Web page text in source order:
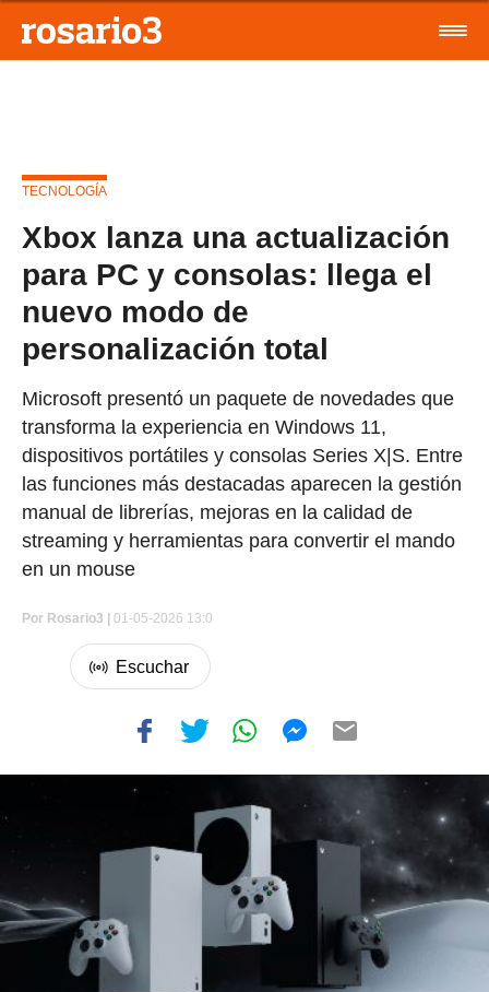
TECNOLOGÍA
Xbox lanza una actualización
para PC y consolas: llega el
nuevo modo de
personalización total
Microsoft presentó un paquete de novedades que
transforma la experiencia en Windows 11,
dispositivos portátiles y consolas Series X|S. Entre
las funciones más destacadas aparecen la gestión
manual de librerías, mejoras en la calidad de
streaming y herramientas para convertir el mando
en un mouse
Por Rosario3 | 01-05-2026 13:0